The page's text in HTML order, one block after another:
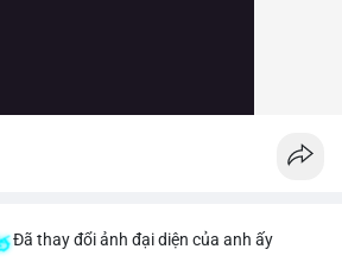
Đã thay đổi ảnh đại diện của anh ấy